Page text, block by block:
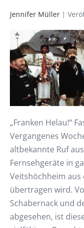
Jennifer Müller |
„Franken Helau!“
Vergangenes
altbekannte Ruf
Fernsehgeräte in
Veitshöchheim aus
übertragen wird.
Schabernack und
abgesehen, ist